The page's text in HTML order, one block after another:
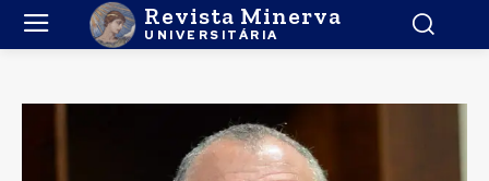
Revista Minerva
UNIVERSITÁRIA